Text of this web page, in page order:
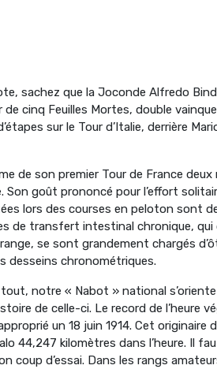
sachez que la Joconde Alfredo
cinq Feuilles Mortes, double
sur le Tour d’Italie, derrière
de son premier Tour de France
Son goût prononcé pour l’effort
lors des courses en peloton sont
de transfert intestinal chronique, qui
se sont grandement chargés
desseins chronométriques.
notre « Nabot » national
de celle-ci. Le record de l’heure
un 18 juin 1914. Cet
44,247 kilomètres dans l’heure. Il
coup d’essai. Dans les rangs